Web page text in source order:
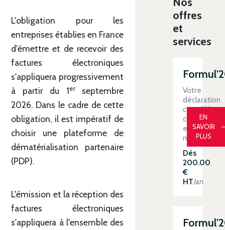
L'obligation pour les
entreprises établies en France
d'émettre et de recevoir des
factures électroniques
s'appliquera progressivement
à partir du 1erseptembre
2026. Dans le cadre de cette
obligation, il est impératif de
choisir une plateforme de
dématérialisation partenaire
(PDP).
L'émission et la réception des
factures électroniques
s'appliquera à l'ensemble des
offres
et
services
Votre
déclaration
contrôlée
clé
en
main
Dès
200.00
€
HT/an
EN
SAVOIR
PLUS